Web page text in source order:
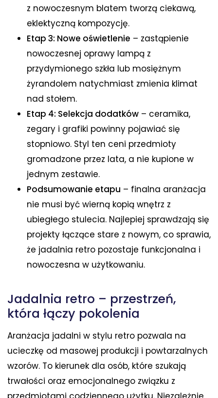
z nowoczesnym blatem tworzą ciekawą,
eklektyczną kompozycję.
Etap 3: Nowe oświetlenie – zastąpienie
nowoczesnej oprawy lampą z
przydymionego szkła lub mosiężnym
żyrandolem natychmiast zmienia klimat
nad stołem.
Etap 4: Selekcja dodatków – ceramika,
zegary i grafiki powinny pojawiać się
stopniowo. Styl ten ceni przedmioty
gromadzone przez lata, a nie kupione w
jednym zestawie.
Podsumowanie etapu – finalna aranżacja
nie musi być wierną kopią wnętrz z
ubiegłego stulecia. Najlepiej sprawdzają się
projekty łączące stare z nowym, co sprawia,
że jadalnia retro pozostaje funkcjonalna i
nowoczesna w użytkowaniu.
Jadalnia retro – przestrzeń,
która łączy pokolenia
Aranżacja jadalni w stylu retro pozwala na
ucieczkę od masowej produkcji i powtarzalnych
wzorów. To kierunek dla osób, które szukają
trwałości oraz emocjonalnego związku z